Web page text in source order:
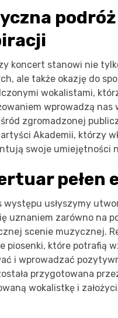
podróż
koncert stanowi nie
ale także okazję do
wokalistami,
wprowadzą nas
zgromadzonej
Akademii, którzy
swoje umiejętności
pełen
występu usłyszymy
uznaniem zarówno na
scenie muzycznej.
piosenki, które potrafią
i wprowadzać
przygotowana
wokalistkę i